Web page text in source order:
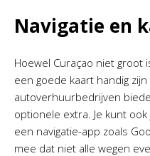
Navigatie en
Hoewel Curaçao niet groot
een goede kaart handig
autoverhuurbedrijven
optionele extra. Je kunt
een navigatie-app zoals
mee dat niet alle wegen